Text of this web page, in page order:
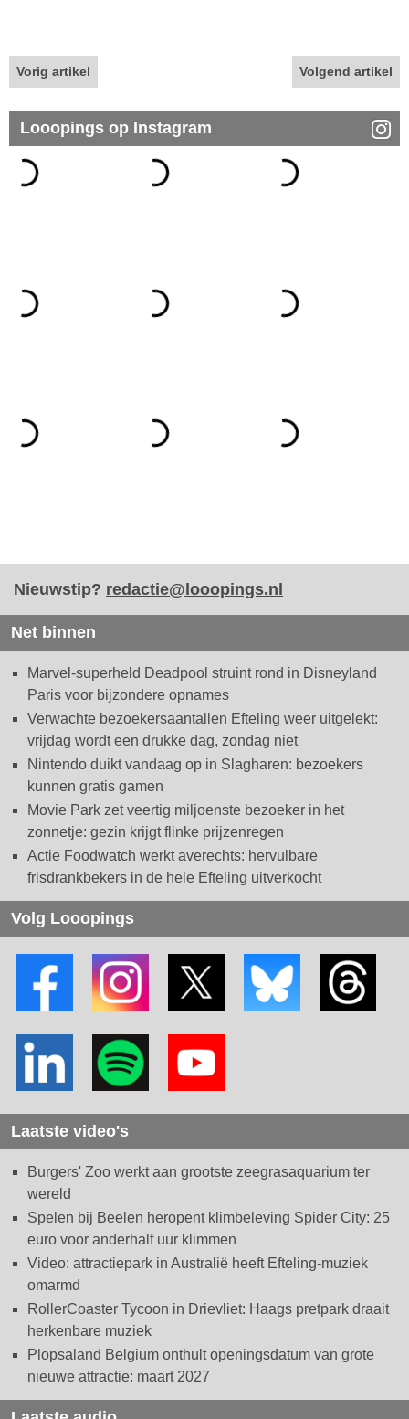
Vorig artikel Volgend artikel
Looopings op Instagram
Nieuwstip? redactie@looopings.nl
Net binnen
Marvel-superheld Deadpool struint rond in Disneyland
Paris voor bijzondere opnames
Verwachte bezoekersaantallen Efteling weer uitgelekt:
vrijdag wordt een drukke dag, zondag niet
Nintendo duikt vandaag op in Slagharen: bezoekers
kunnen gratis gamen
Movie Park zet veertig miljoenste bezoeker in het
zonnetje: gezin krijgt flinke prijzenregen
Actie Foodwatch werkt averechts: hervulbare
frisdrankbekers in de hele Efteling uitverkocht
Volg Looopings
Laatste video's
Burgers' Zoo werkt aan grootste zeegrasaquarium ter
wereld
Spelen bij Beelen heropent klimbeleving Spider City: 25
euro voor anderhalf uur klimmen
Video: attractiepark in Australië heeft Efteling-muziek
omarmd
RollerCoaster Tycoon in Drievliet: Haags pretpark draait
herkenbare muziek
Plopsaland Belgium onthult openingsdatum van grote
nieuwe attractie: maart 2027